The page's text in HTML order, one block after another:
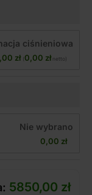
ciśnieniowa
zł ( 0,00 zł netto)
Nie wybrano
0,00 zł
5850,00 zł